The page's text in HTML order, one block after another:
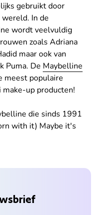
gebruikt door
In de
wordt veelvuldig
zoals Adriana
maar ook van
Puma. De Maybelline
meest populaire
up producten!
die sinds 1991
with it) Maybe it's